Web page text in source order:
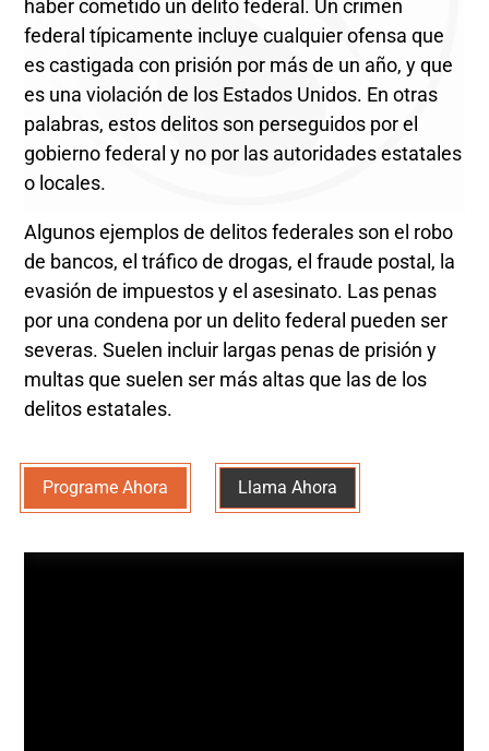
haber cometido un delito federal. Un crimen
federal típicamente incluye cualquier ofensa que
es castigada con prisión por más de un año, y que
es una violación de los Estados Unidos. En otras
palabras, estos delitos son perseguidos por el
gobierno federal y no por las autoridades estatales
o locales.
Algunos ejemplos de delitos federales son el robo
de bancos, el tráfico de drogas, el fraude postal, la
evasión de impuestos y el asesinato. Las penas
por una condena por un delito federal pueden ser
severas. Suelen incluir largas penas de prisión y
multas que suelen ser más altas que las de los
delitos estatales.
Programe Ahora Llama Ahora